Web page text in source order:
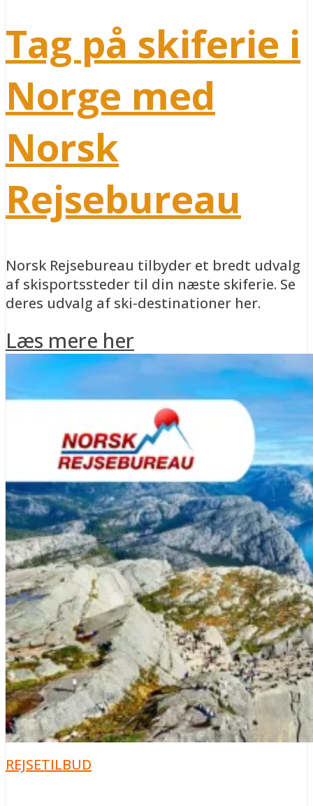
Tag på skiferie i
Norge med
Norsk
Rejsebureau
Norsk Rejsebureau tilbyder et bredt udvalg
af skisportssteder til din næste skiferie. Se
deres udvalg af ski-destinationer her.
Læs mere her
REJSETILBUD